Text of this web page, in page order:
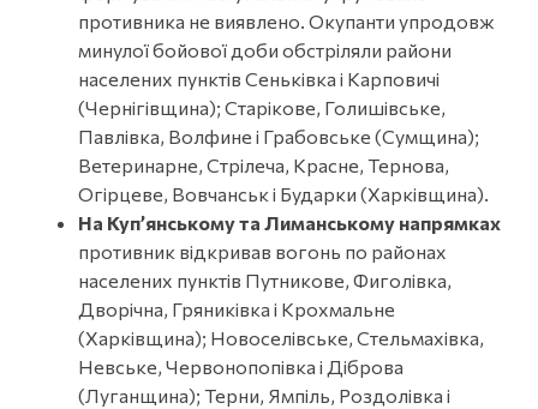
противника не виявлено. Окупанти упродовж
минулої бойової доби обстріляли райони
населених пунктів Сеньківка і Карповичі
(Чернігівщина); Старікове, Голишівське,
Павлівка, Волфине і Грабовське (Сумщина);
Ветеринарне, Стрілеча, Красне, Тернова,
Огірцеве, Вовчанськ і Бударки (Харківщина).
На Куп’янському та Лиманському напрямках
противник відкривав вогонь по районах
населених пунктів Путникове, Фиголівка,
Дворічна, Гряниківка і Крохмальне
(Харківщина); Новоселівське, Стельмахівка,
Невське, Червонопопівка і Діброва
(Луганщина); Терни, Ямпіль, Роздолівка і